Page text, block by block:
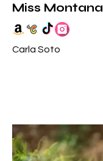
Miss Montana
Carla Soto